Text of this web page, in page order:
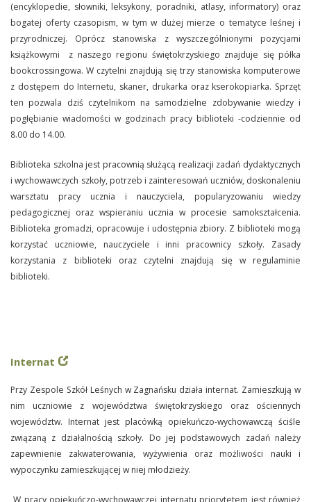
(encyklopedie, słowniki, leksykony, poradniki, atlasy, informatory) oraz
bogatej oferty czasopism, w tym w dużej mierze o tematyce leśnej i
przyrodniczej. Oprócz stanowiska z wyszczególnionymi pozycjami
książkowymi z naszego regionu świętokrzyskiego znajduje się półka
bookcrossingowa. W czytelni znajdują się trzy stanowiska komputerowe
z dostępem do Internetu, skaner, drukarka oraz kserokopiarka. Sprzęt
ten pozwala dziś czytelnikom na samodzielne zdobywanie wiedzy i
pogłębianie wiadomości w godzinach pracy biblioteki -codziennie od
8.00 do 14.00.
Biblioteka szkolna jest pracownią służącą realizacji zadań dydaktycznych
i wychowawczych szkoły, potrzeb i zainteresowań uczniów, doskonaleniu
warsztatu pracy ucznia i nauczyciela, popularyzowaniu wiedzy
pedagogicznej oraz wspieraniu ucznia w procesie samokształcenia.
Biblioteka gromadzi, opracowuje i udostępnia zbiory. Z biblioteki mogą
korzystać uczniowie, nauczyciele i inni pracownicy szkoły. Zasady
korzystania z biblioteki oraz czytelni znajdują się w regulaminie
biblioteki.
Internat
Przy Zespole Szkół Leśnych w Zagnańsku działa internat. Zamieszkują w
nim uczniowie z województwa świętokrzyskiego oraz ościennych
województw. Internat jest placówką opiekuńczo-wychowawczą ściśle
związaną z działalnością szkoły. Do jej podstawowych zadań należy
zapewnienie zakwaterowania, wyżywienia oraz możliwości nauki i
wypoczynku zamieszkującej w niej młodzieży.
W pracy opiekuńczo-wychowawczej internatu priorytetem jest również